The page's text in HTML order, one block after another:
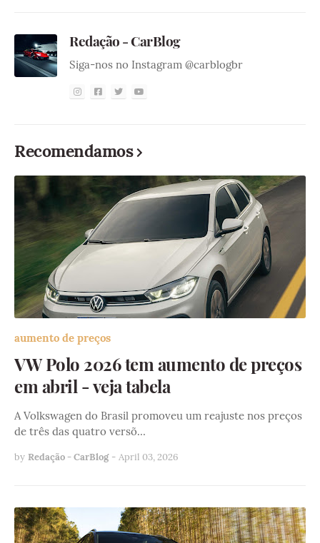
Redação - CarBlog
Siga-nos no Instagram @carblogbr
Recomendamos
aumento de preços
VW Polo 2026 tem aumento de preços
em abril - veja tabela
A Volkswagen do Brasil promoveu um reajuste nos preços
de três das quatro versõ…
by Redação - CarBlog - April 03, 2026